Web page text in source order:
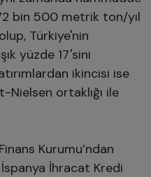
bin 500 metrik ton/yıl
Türkiye'nin
yüzde 17'sini
ikincisi ise
Nielsen ortaklığı ile
Kurumu’ndan
İhracat Kredi